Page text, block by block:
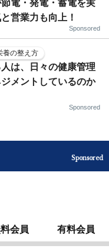
電・発電・蓄電を実
営業力も向上！
Sponsored
養の整え方
は、日々の健康管理
メントしているのか
Sponsored
Sponsored
会員 有料会員